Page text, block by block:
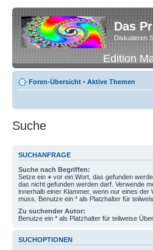
Das
Diskutieren
Edition
Foren-Übersicht • Aktive Themen
Suche
SUCHANFRAGE
Suche nach Begriffen:
Setze ein + vor ein Wort, das gefunden
das nicht gefunden werden darf. Verwende
innerhalb einer Klammer, wenn nur eines der
muss. Benutze ein * als Platzhalter für
Zu suchender Autor:
Benutze ein * als Platzhalter für teilweise
SUCHOPTIONEN